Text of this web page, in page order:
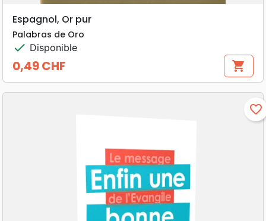
Espagnol, Or pur
Palabras de Oro
check Disponible
Prix
0,49 CHF shopping_cart
favorite_border